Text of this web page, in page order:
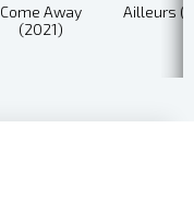
Come Away
(2021)
Ailleurs